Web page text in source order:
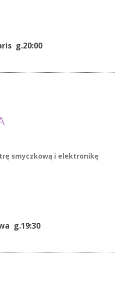
g.20:00
smyczkową i elektronikę
g.19:30